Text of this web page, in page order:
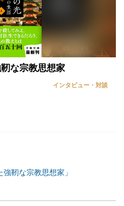
な宗教思想家
インタビュー・対談
靭な宗教思想家」